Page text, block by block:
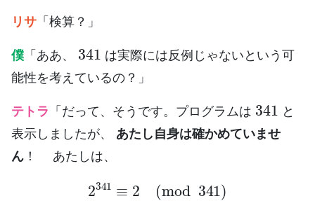
リサ 「検算？」
僕 「ああ、
341
は実際には反例じゃないという可
能性を考えているの？」
テトラ 「だって、そうです。プログラムは
341
と
表示しましたが、 あたし自身は確かめていませ
ん ！ あたしは、
2341 ≡ mod341)